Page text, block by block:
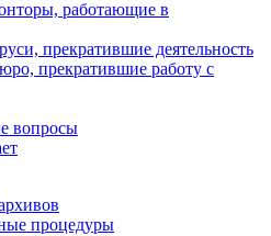
работающие в
прекратившие деятельность
прекратившие работу с
вопросы
процедуры